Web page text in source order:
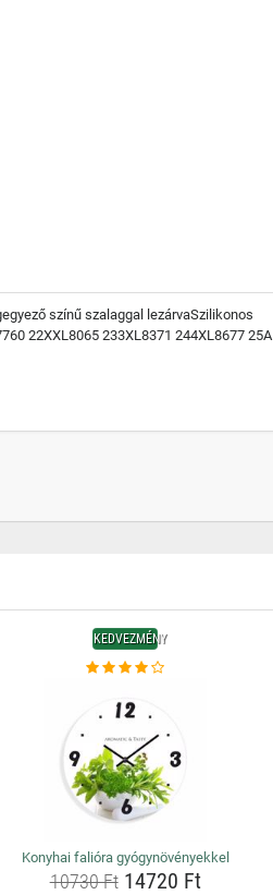
színű szalaggal lezárvaSzilikonos
22XXL8065 233XL8371 244XL8677 25A
KEDVEZMÉNY
Konyhai falióra gyógynövényekkel
10730 Ft14720 Ft